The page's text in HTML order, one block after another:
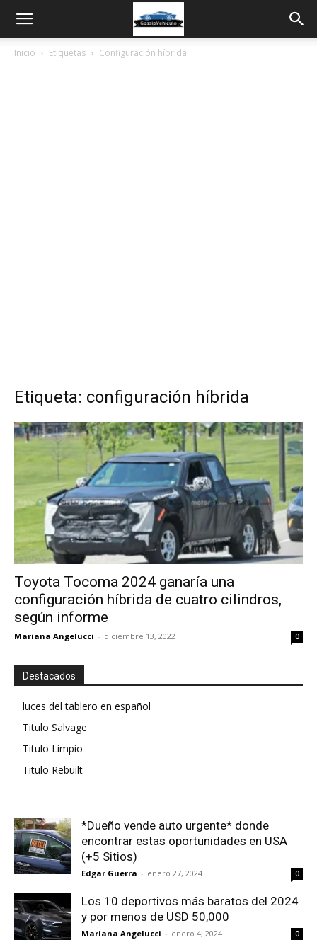
Inicio Etiquetas Configuración híbrida
Etiqueta: configuración híbrida
Toyota Tocoma 2024 ganaría una
configuración híbrida de cuatro cilindros,
según informe
Mariana Angelucci - diciembre 13, 2022 0
Destacados
luces del tablero en español
Titulo Salvage
Titulo Limpio
Titulo Rebuilt
*Dueño vende auto urgente* donde
encontrar estas oportunidades en USA
(+5 Sitios)
Edgar Guerra - enero 27, 2024 0
Los 10 deportivos más baratos del 2024
y por menos de USD 50,000
Mariana Angelucci - enero 4, 2024 0